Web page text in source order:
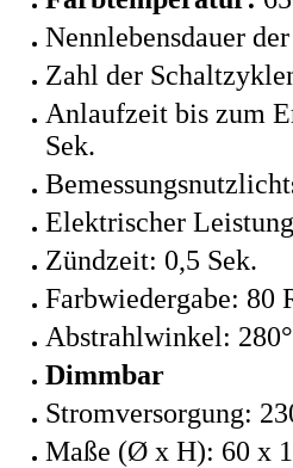
Nennlebensdauer
Zahl der
Anlaufzeit bis zum
Sek.
Elektrischer
Zündzeit: 0,5 Sek.
Farbwiedergabe: 80
Abstrahlwinkel: 280°
Dimmbar
Stromversorgung:
Maße (Ø x H): 60 x